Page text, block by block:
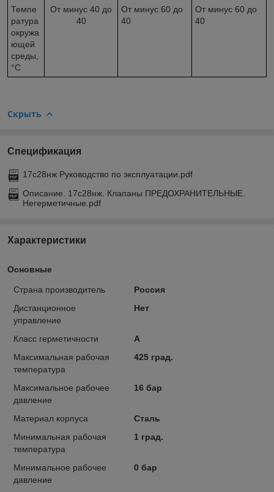
Темпе
ратура
окружа
ющей
среды,
°С
От минус 40 до
40
От минус 60 до
40
От минус 60 до
40
Скрыть
Спецификация
17с28нж Руководство по эксплуатации.pdf
Описание. 17с28нж. Клапаны ПРЕДОХРАНИТЕЛЬНЫЕ.
Негерметичные.pdf
Характеристики
Основные
Страна производитель
Россия
Дистанционное
управление
Нет
Класс герметичности
А
Максимальная рабочая
температура
425 град.
Максимальное рабочее
давление
16 бар
Материал корпуса
Сталь
Минимальная рабочая
температура
1 град.
Минимальное рабочее
давление
0 бар